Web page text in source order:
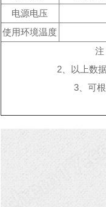
电源电压
使用环境温度
注
2、以上数
3、可